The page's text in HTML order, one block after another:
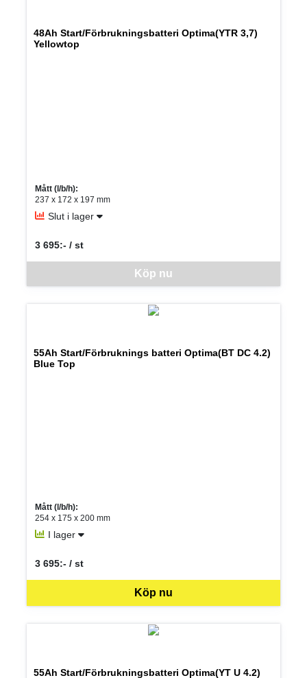
48Ah Start/Förbrukningsbatteri Optima(YTR 3,7)
Yellowtop
Mått (l/b/h):
237 x 172 x 197 mm
Slut i lager
Köp nu
3 695:- / st
SEK per ST
55Ah Start/Förbruknings batteri Optima(BT DC 4.2)
Blue Top
Mått (l/b/h):
254 x 175 x 200 mm
I lager
Köp nu
3 695:- / st
SEK per ST
55Ah Start/Förbrukningsbatteri Optima(YT U 4.2)